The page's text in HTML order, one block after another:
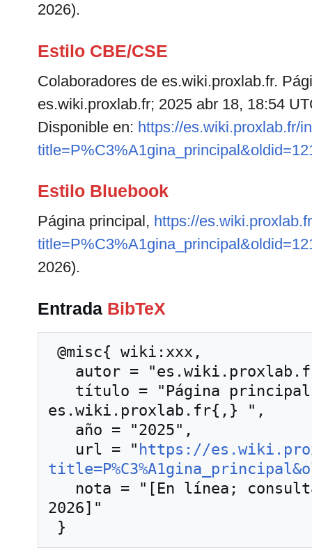
2026).
Estilo CBE/CSE
Colaboradores de es.wiki.proxlab.fr.
es.wiki.proxlab.fr; 2025 abr 18, 18:54
Disponible en: https://es.wiki.proxlab.fr/
Estilo Bluebook
Página principal, https://
2026).
Entrada BibTeX
es.wiki.proxlab.fr{,} ",
   url = "
https://
2026]"